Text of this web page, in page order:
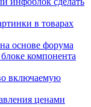
в товарах
основе форума
компонента
включаемую
ценами